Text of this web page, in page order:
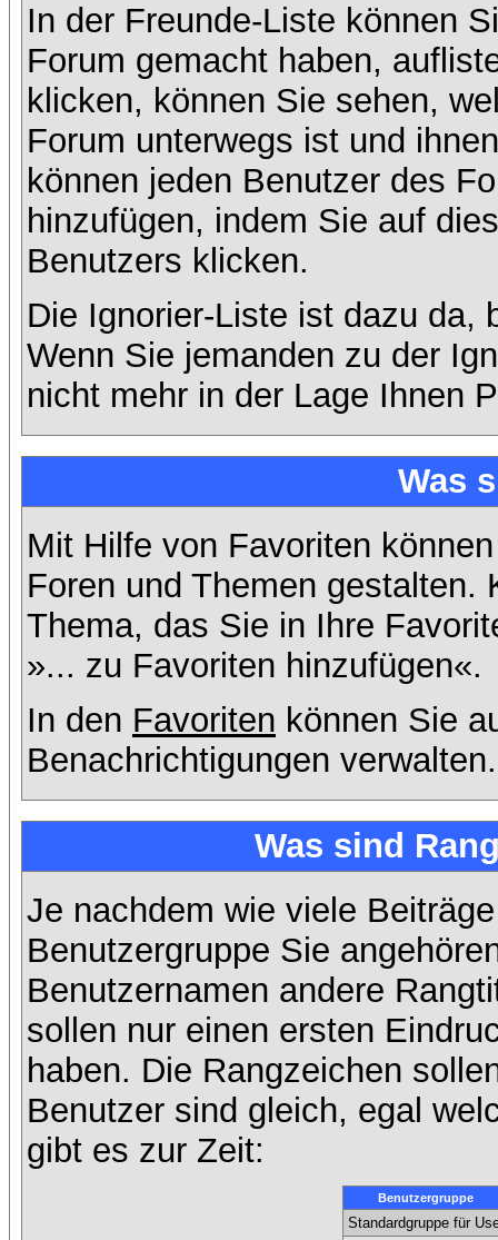
In der Freunde-Liste können
Forum gemacht haben,
klicken, können Sie sehen,
Forum unterwegs ist und
können jeden Benutzer des
hinzufügen, indem Sie auf
Benutzers klicken.
Die Ignorier-Liste ist dazu da,
Wenn Sie jemanden zu der
nicht mehr in der Lage Ihnen
Was
Mit Hilfe von Favoriten
Foren und Themen gestalten.
Thema, das Sie in Ihre
»... zu Favoriten hinzufügen«.
In den Favoriten können Sie
Benachrichtigungen verwalten.
Was sind
Je nachdem wie viele
Benutzergruppe Sie
Benutzernamen andere
sollen nur einen ersten
haben. Die Rangzeichen
Benutzer sind gleich, egal
gibt es zur Zeit:
Benutzergruppe
Standardgruppe für